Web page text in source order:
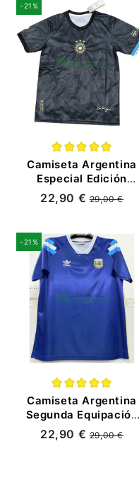
-21%
Camiseta Argentina
Especial Edición
2023 Negro
22,90 €29,00 €
-21%
Camiseta Argentina
Segunda Equipación
Retro 1993
22,90 €29,00 €